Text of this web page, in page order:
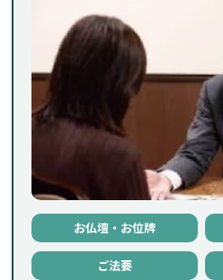
お仏壇・お位牌
ご法要